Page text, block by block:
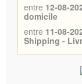
entre 12-08-
domicile
entre 11-08-
Shipping -